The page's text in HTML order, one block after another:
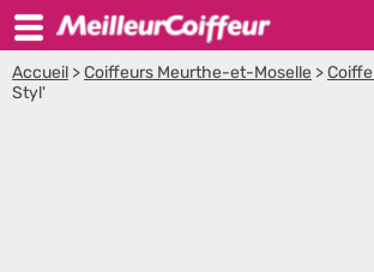
Accueil >Coiffeurs Meurthe-et-Moselle >
Styl'